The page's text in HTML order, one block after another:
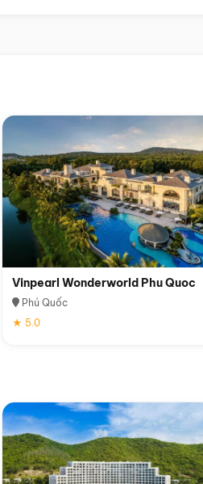
Vinpearl Wonderworld Phu Quoc
Phú Quốc
★ 5.0